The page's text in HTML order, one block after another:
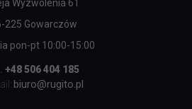
Wyzwolenia 61
225 Gowarczów
pon-pt 10:00-15:00
+48 506 404 185
biuro@rugito.pl